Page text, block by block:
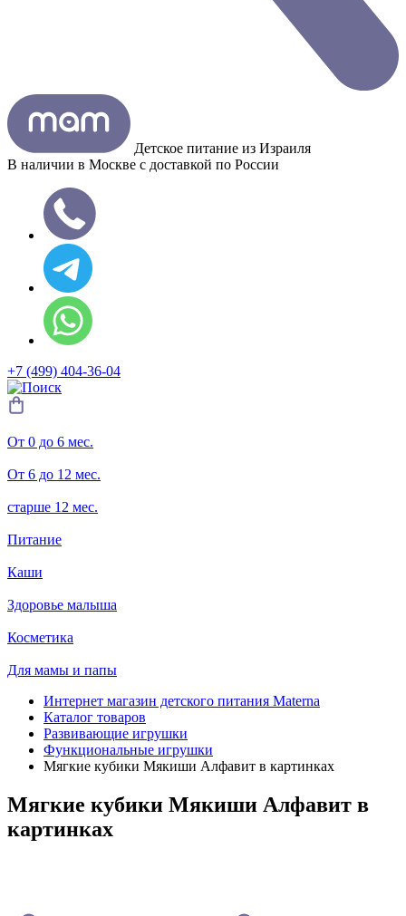
Детское питание из Израиля
В наличии в Москве с доставкой по России
+7 (499) 404-36-04
От 0 до 6 мес.
От 6 до 12 мес.
старше 12 мес.
Питание
Каши
Здоровье малыша
Косметика
Для мамы и папы
Интернет магазин детского питания Materna
Каталог товаров
Развивающие игрушки
Функциональные игрушки
Мягкие кубики Мякиши Алфавит в картинках
Мягкие кубики Мякиши Алфавит в
картинках